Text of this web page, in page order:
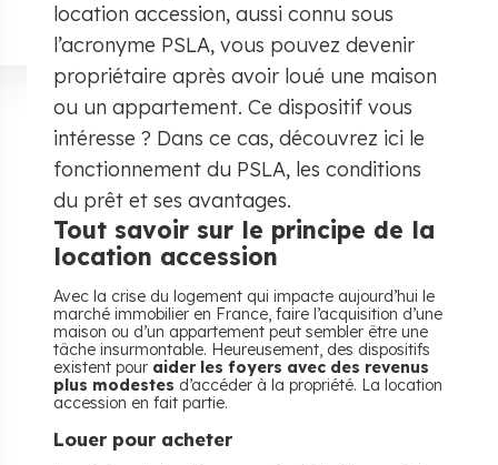
location accession, aussi connu sous
l’acronyme PSLA, vous pouvez devenir
propriétaire après avoir loué une maison
ou un appartement. Ce dispositif vous
intéresse ? Dans ce cas, découvrez ici le
fonctionnement du PSLA, les conditions
du prêt et ses avantages.
Tout savoir sur le principe de la
location accession
Avec la crise du logement qui impacte aujourd’hui le
marché immobilier en France, faire l’acquisition d’une
maison ou d’un appartement peut sembler être une
tâche insurmontable. Heureusement, des dispositifs
existent pour aider les foyers avec des revenus
plus modestes d’accéder à la propriété. La location
accession en fait partie.
Louer pour acheter